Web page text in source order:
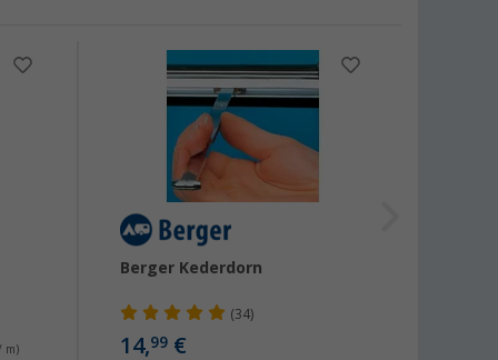
m)
Berger Kederdorn
(34)
14,99€